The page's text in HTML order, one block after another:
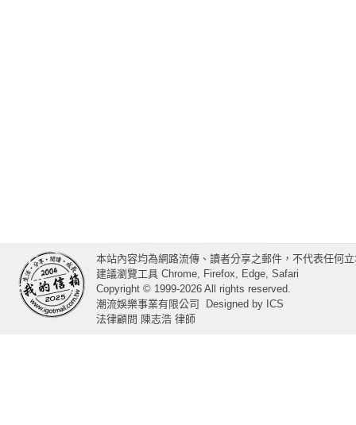
本站內容均為網路流傳、讀者分享之郵件，不代表任何
建議瀏覽工具 Chrome, Firefox, Edge, Safari
Copyright © 1999-2026 All rights reserved.
潮流娛樂事業有限公司
Designed by ICS
法律顧問 陳志浩 律師